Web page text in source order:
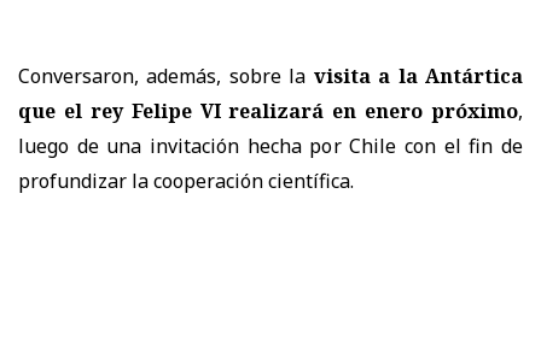
Conversaron, además, sobre la visita a la Antártica
que el rey Felipe VI realizará en enero próximo,
luego de una invitación hecha por Chile con el fin de
profundizar la cooperación científica.